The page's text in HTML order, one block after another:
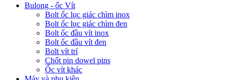
Bulong - ốc Vít
Bolt ốc lục giác chìm inox
Bolt ốc lục giác chìm đen
Bolt ốc đầu vít inox
Bolt ốc đầu vít đen
Bolt vít trí
Chốt pin dowel pins
Ốc vít khác